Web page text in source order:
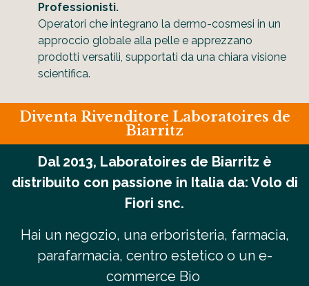
Professionisti.
Operatori che integrano la dermo-cosmesi in un
approccio globale alla pelle e apprezzano
prodotti versatili, supportati da una chiara visione
scientifica.
Diventa Rivenditore Laboratoires de
Biarritz
Dal 2013, Laboratoires de Biarritz è
distribuito con passione in Italia da: Volo di
Fiori snc.
Hai un negozio, una erboristeria, farmacia,
parafarmacia, centro estetico o un e-
commerce Bio